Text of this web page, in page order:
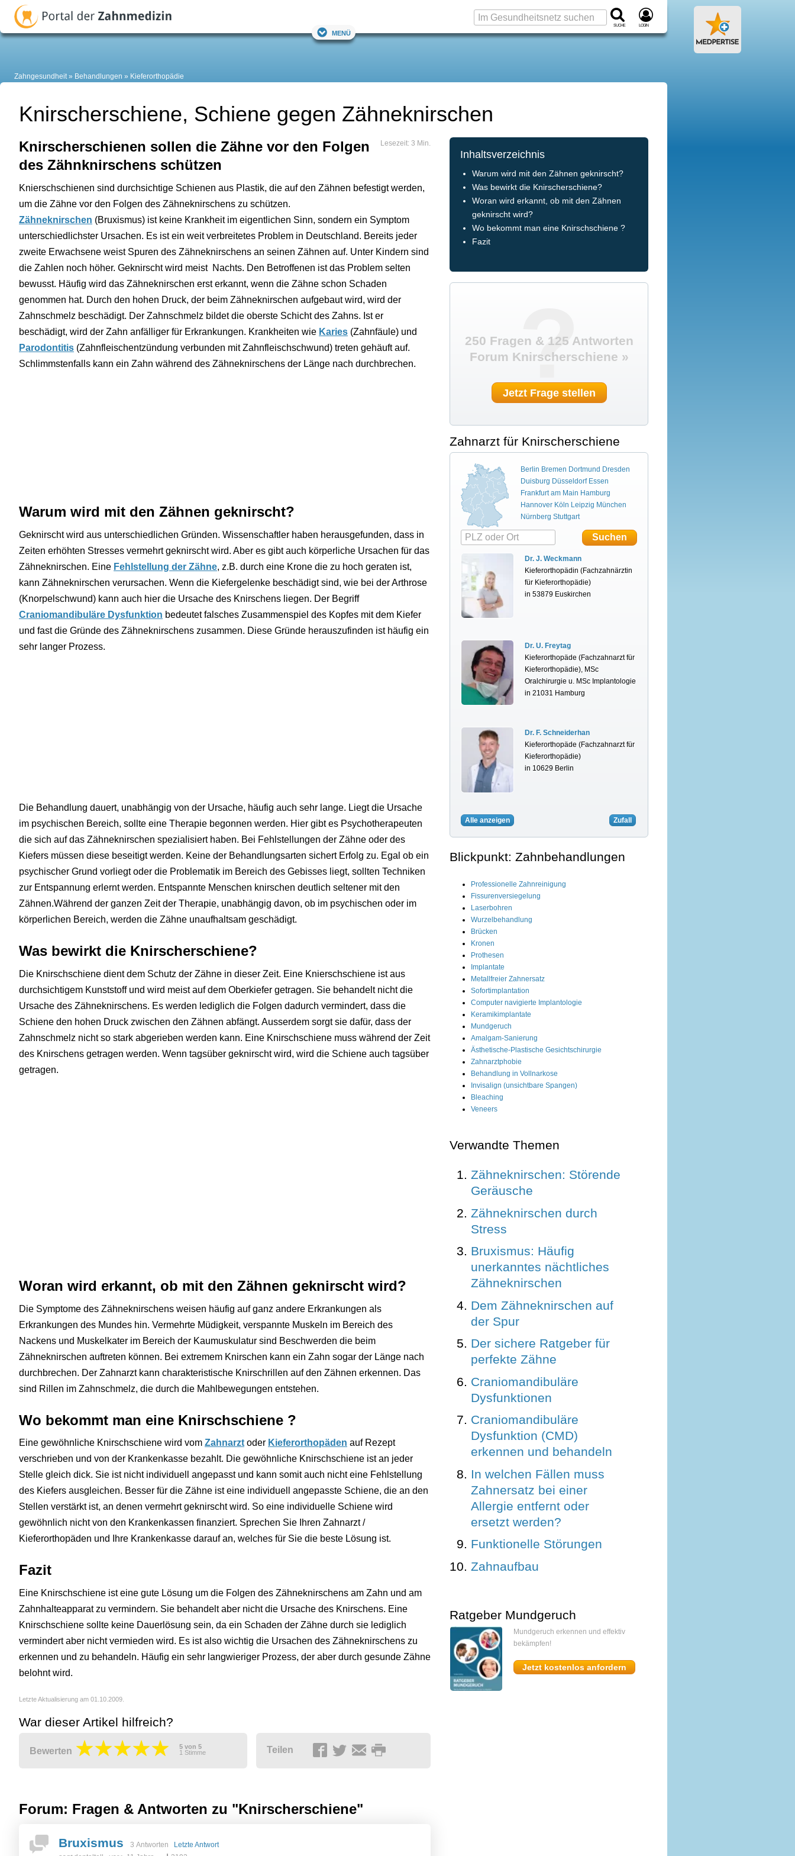
Suche Login
Menü
Zahngesundheit Behandlungen Kieferorthopädie
Knirscherschiene, Schiene gegen Zähneknirschen
Lesezeit: 3 Min.
Knirscherschienen sollen die Zähne vor den Folgen
des Zähnknirschens schützen
Knierschschienen sind durchsichtige Schienen aus Plastik, die auf den Zähnen befestigt werden,
um die Zähne vor den Folgen des Zähneknirschens zu schützen.
Zähneknirschen (Bruxismus) ist keine Krankheit im eigentlichen Sinn, sondern ein Symptom
unterschiedlichster Ursachen. Es ist ein weit verbreitetes Problem in Deutschland. Bereits jeder
zweite Erwachsene weist Spuren des Zähneknirschens an seinen Zähnen auf. Unter Kindern sind
die Zahlen noch höher. Geknirscht wird meist Nachts. Den Betroffenen ist das Problem selten
bewusst. Häufig wird das Zähneknirschen erst erkannt, wenn die Zähne schon Schaden
genommen hat. Durch den hohen Druck, der beim Zähneknirschen aufgebaut wird, wird der
Zahnschmelz beschädigt. Der Zahnschmelz bildet die oberste Schicht des Zahns. Ist er
beschädigt, wird der Zahn anfälliger für Erkrankungen. Krankheiten wie Karies (Zahnfäule) und
Parodontitis (Zahnfleischentzündung verbunden mit Zahnfleischschwund) treten gehäuft auf.
Schlimmstenfalls kann ein Zahn während des Zähneknirschens der Länge nach durchbrechen.
Warum wird mit den Zähnen geknirscht?
Geknirscht wird aus unterschiedlichen Gründen. Wissenschaftler haben herausgefunden, dass in
Zeiten erhöhten Stresses vermehrt geknirscht wird. Aber es gibt auch körperliche Ursachen für das
Zähneknirschen. Eine Fehlstellung der Zähne, z.B. durch eine Krone die zu hoch geraten ist,
kann Zähneknirschen verursachen. Wenn die Kiefergelenke beschädigt sind, wie bei der Arthrose
(Knorpelschwund) kann auch hier die Ursache des Knirschens liegen. Der Begriff
Craniomandibuläre Dysfunktion bedeutet falsches Zusammenspiel des Kopfes mit dem Kiefer
und fast die Gründe des Zähneknirschens zusammen. Diese Gründe herauszufinden ist häufig ein
sehr langer Prozess.
Die Behandlung dauert, unabhängig von der Ursache, häufig auch sehr lange. Liegt die Ursache
im psychischen Bereich, sollte eine Therapie begonnen werden. Hier gibt es Psychotherapeuten
die sich auf das Zähneknirschen spezialisiert haben. Bei Fehlstellungen der Zähne oder des
Kiefers müssen diese beseitigt werden. Keine der Behandlungsarten sichert Erfolg zu. Egal ob ein
psychischer Grund vorliegt oder die Problematik im Bereich des Gebisses liegt, sollten Techniken
zur Entspannung erlernt werden. Entspannte Menschen knirschen deutlich seltener mit den
Zähnen.Während der ganzen Zeit der Therapie, unabhängig davon, ob im psychischen oder im
körperlichen Bereich, werden die Zähne unaufhaltsam geschädigt.
Was bewirkt die Knirscherschiene?
Die Knirschschiene dient dem Schutz der Zähne in dieser Zeit. Eine Knierschschiene ist aus
durchsichtigem Kunststoff und wird meist auf dem Oberkiefer getragen. Sie behandelt nicht die
Ursache des Zähneknirschens. Es werden lediglich die Folgen dadurch vermindert, dass die
Schiene den hohen Druck zwischen den Zähnen abfängt. Ausserdem sorgt sie dafür, dass der
Zahnschmelz nicht so stark abgerieben werden kann. Eine Knirschschiene muss während der Zeit
des Knirschens getragen werden. Wenn tagsüber geknirscht wird, wird die Schiene auch tagsüber
getragen.
Woran wird erkannt, ob mit den Zähnen geknirscht wird?
Die Symptome des Zähneknirschens weisen häufig auf ganz andere Erkrankungen als
Erkrankungen des Mundes hin. Vermehrte Müdigkeit, verspannte Muskeln im Bereich des
Nackens und Muskelkater im Bereich der Kaumuskulatur sind Beschwerden die beim
Zähneknirschen auftreten können. Bei extremem Knirschen kann ein Zahn sogar der Länge nach
durchbrechen. Der Zahnarzt kann charakteristische Knirschrillen auf den Zähnen erkennen. Das
sind Rillen im Zahnschmelz, die durch die Mahlbewegungen entstehen.
Wo bekommt man eine Knirschschiene ?
Eine gewöhnliche Knirschschiene wird vom Zahnarzt oder Kieferorthopäden auf Rezept
verschrieben und von der Krankenkasse bezahlt. Die gewöhnliche Knirschschiene ist an jeder
Stelle gleich dick. Sie ist nicht individuell angepasst und kann somit auch nicht eine Fehlstellung
des Kiefers ausgleichen. Besser für die Zähne ist eine individuell angepasste Schiene, die an den
Stellen verstärkt ist, an denen vermehrt geknirscht wird. So eine individuelle Schiene wird
gewöhnlich nicht von den Krankenkassen finanziert. Sprechen Sie Ihren Zahnarzt /
Kieferorthopäden und Ihre Krankenkasse darauf an, welches für Sie die beste Lösung ist.
Fazit
Eine Knirschschiene ist eine gute Lösung um die Folgen des Zähneknirschens am Zahn und am
Zahnhalteapparat zu vermindern. Sie behandelt aber nicht die Ursache des Knirschens. Eine
Knirschschiene sollte keine Dauerlösung sein, da ein Schaden der Zähne durch sie lediglich
vermindert aber nicht vermieden wird. Es ist also wichtig die Ursachen des Zähneknirschens zu
erkennen und zu behandeln. Häufig ein sehr langwieriger Prozess, der aber durch gesunde Zähne
belohnt wird.
Letzte Aktualisierung am 01.10.2009.
War dieser Artikel hilfreich?
Bewerten 5 von 5
1 Stimme Teilen
Forum: Fragen & Antworten zu "Knirscherschiene"
Bruxismus 3 Antworten
Letzte Antwort
Inhaltsverzeichnis
Warum wird mit den Zähnen geknirscht?
Was bewirkt die Knirscherschiene?
Woran wird erkannt, ob mit den Zähnen
geknirscht wird?
Wo bekommt man eine Knirschschiene ?
Fazit
?
250 Fragen & 125 Antworten
Forum Knirscherschiene »
Jetzt Frage stellen
Zahnarzt für Knirscherschiene
Berlin Bremen Dortmund Dresden
Duisburg Düsseldorf Essen
Frankfurt am Main Hamburg
Hannover Köln Leipzig München
Nürnberg Stuttgart
Dr. J. Weckmann
Kieferorthopädin (Fachzahnärztin
für Kieferorthopädie)
in 53879 Euskirchen
Dr. U. Freytag
Kieferorthopäde (Fachzahnarzt für
Kieferorthopädie), MSc
Oralchirurgie u. MSc Implantologie
in 21031 Hamburg
Dr. F. Schneiderhan
Kieferorthopäde (Fachzahnarzt für
Kieferorthopädie)
in 10629 Berlin
Alle anzeigen Zufall
Blickpunkt: Zahnbehandlungen
Professionelle Zahnreinigung
Fissurenversiegelung
Laserbohren
Wurzelbehandlung
Brücken
Kronen
Prothesen
Implantate
Metallfreier Zahnersatz
Sofortimplantation
Computer navigierte Implantologie
Keramikimplantate
Mundgeruch
Amalgam-Sanierung
Ästhetische-Plastische Gesichtschirurgie
Zahnarztphobie
Behandlung in Vollnarkose
Invisalign (unsichtbare Spangen)
Bleaching
Veneers
Verwandte Themen
Zähneknirschen: Störende
Geräusche
Zähneknirschen durch
Stress
Bruxismus: Häufig
unerkanntes nächtliches
Zähneknirschen
Dem Zähneknirschen auf
der Spur
Der sichere Ratgeber für
perfekte Zähne
Craniomandibuläre
Dysfunktionen
Craniomandibuläre
Dysfunktion (CMD)
erkennen und behandeln
In welchen Fällen muss
Zahnersatz bei einer
Allergie entfernt oder
ersetzt werden?
Funktionelle Störungen
Zahnaufbau
Ratgeber Mundgeruch
Mundgeruch erkennen und effektiv
bekämpfen!
Jetzt kostenlos anfordern